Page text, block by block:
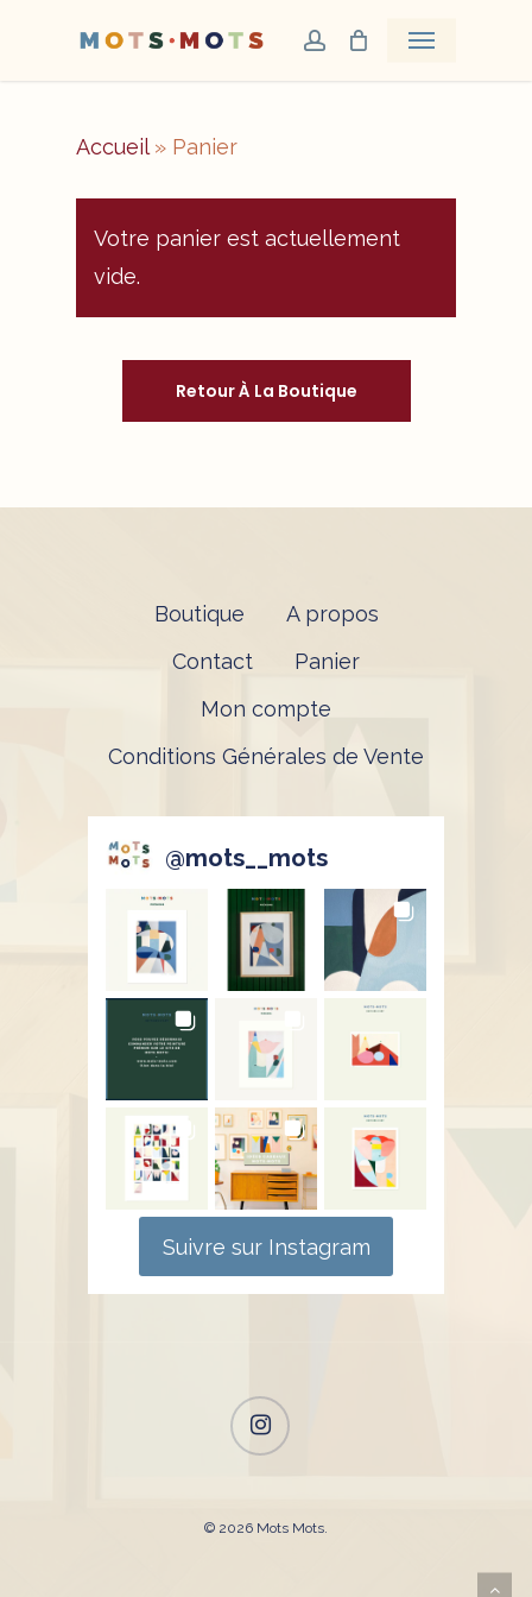
account
Accueil» Panier
Votre panier est actuellement
vide.
Retour À La Boutique
Boutique
A propos
Contact
Panier
Mon compte
Conditions Générales de Vente
@mots__mots
Suivre sur Instagram
instagram
© 2026 Mots Mots.